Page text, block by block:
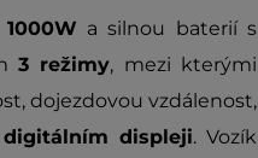
a silnou baterií s
3 režimy, mezi kterými
dojezdovou vzdálenost,
digitálním displeji. Vozík